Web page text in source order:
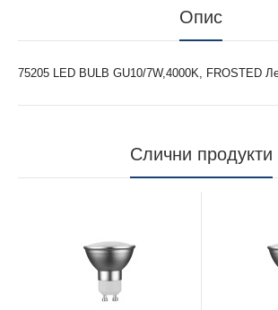
Опис
75205 LED BULB GU10/7W,4000K, FROSTED
Слични продукти